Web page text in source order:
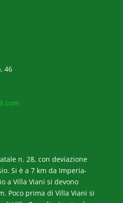
46
n. 28, con deviazione
Si è a 7 km da Imperia-
a Villa Viani si devono
Poco prima di Villa Viani si